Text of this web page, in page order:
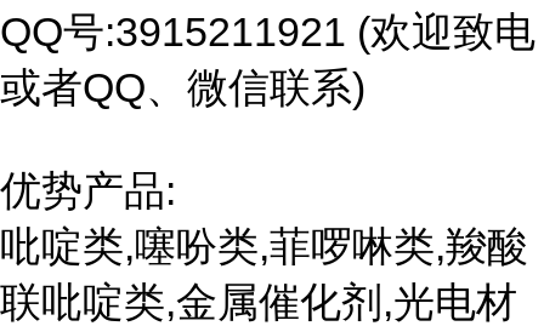
QQ号:3915211921 (欢迎致电
或者QQ、微信联系)
优势产品:
吡啶类,噻吩类,菲啰啉类,羧酸
联吡啶类,金属催化剂,光电材